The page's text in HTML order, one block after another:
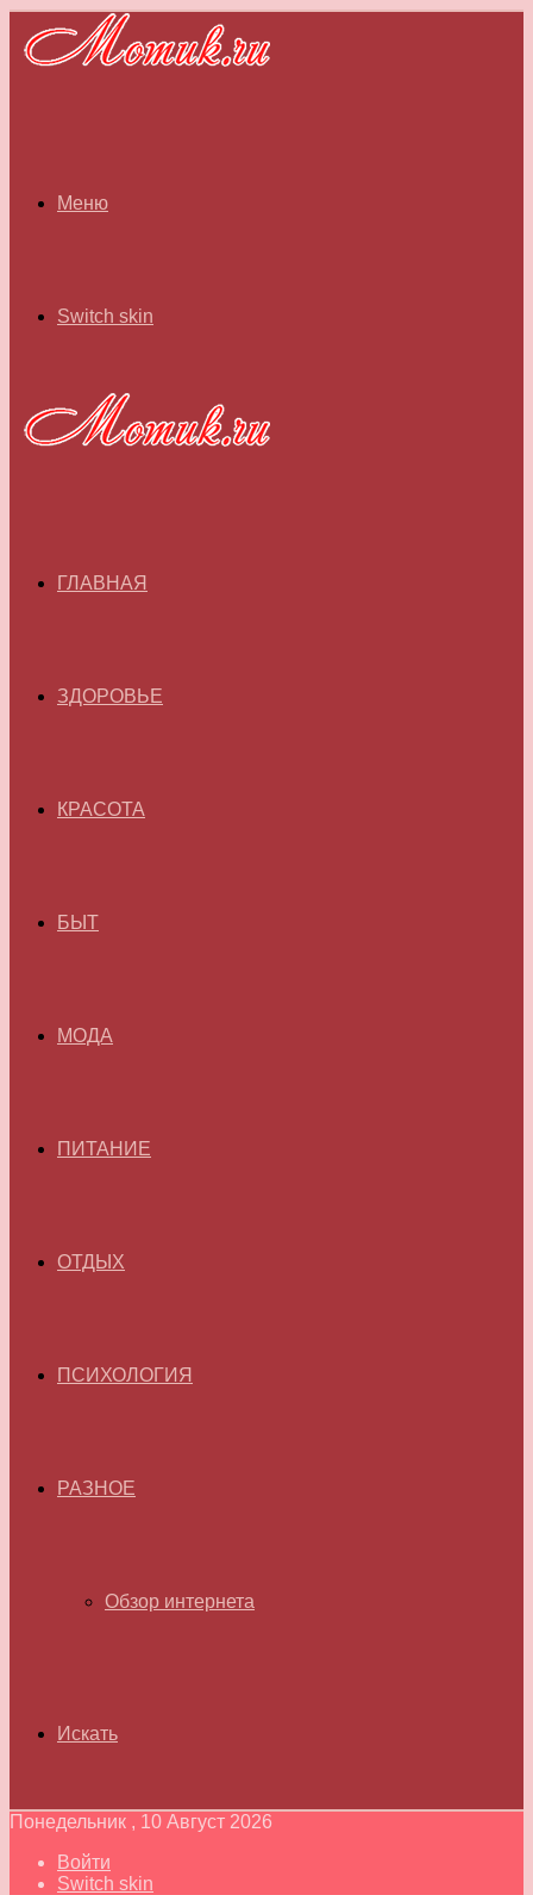
Меню
Switch skin
ГЛАВНАЯ
ЗДОРОВЬЕ
КРАСОТА
БЫТ
МОДА
ПИТАНИЕ
ОТДЫХ
ПСИХОЛОГИЯ
РАЗНОЕ
Обзор интернета
Искать
Понедельник , 10 Август 2026
Войти
Switch skin